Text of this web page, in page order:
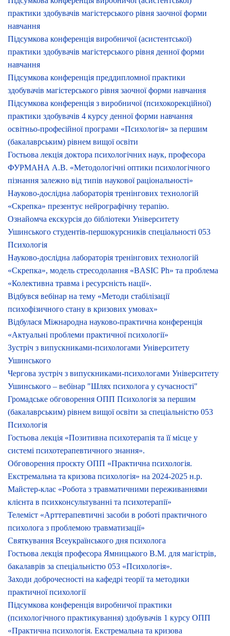
практики здобувачів магістерського рівня заочної форми
навчання
Підсумкова конференція виробничої (асистентської)
практики здобувачів магістерського рівня денної форми
навчання
Підсумкова конференція преддипломної практики
здобувачів магістерського рівня заочної форми навчання
Підсумкова конференція з виробничої (психокорекційної)
практики здобувачів 4 курсу денної форми навчання
освітньо-професійної програми «Психологія» за першим
(бакалаврським) рівнем вищої освіти
Гостьова лекція доктора психологічних наук, професора
ФУРМАНА А.В. «Методологічні оптики психологічного
пізнання залежно від типів наукової раціональності»
Науково-дослідна лабораторія тренінгових технологій
«Скрепка» презентує нейрографічну терапію.
Ознайомча екскурсія до бібліотеки Університету
Ушинського студентів-першокурсників спеціальності 053
Психологія
Науково-дослідна лабораторія тренінгових технологій
«Скрепка», модель стресодолання «BASIC Ph» та проблема
«Колективна травма і ресурсність нації».
Відбувся вебінар на тему «Методи стабілізації
психофізичного стану в кризових умовах»
Відбулася Міжнародна науково-практична конференція
«Актуальні проблеми практичної психології»
Зустріч з випускниками-психологами Університету
Ушинського
Чергова зустріч з випускниками-психологами Університету
Ушинського – вебінар "Шлях психолога у сучасності"
Громадське обговорення ОПП Психологія за першим
(бакалаврським) рівнем вищої освіти за спеціальністю 053
Психологія
Гостьова лекція «Позитивна психотерапія та її місце у
системі психотерапевтичного знання».
Обговорення проєкту ОПП «Практична психологія.
Екстремальна та кризова психологія» на 2024-2025 н.р.
Майстер-клас «Робота з травматичними переживаннями
клієнта в психконсультуванні та психотерапії»
Телеміст «Арттерапевтичні засоби в роботі практичного
психолога з проблемою травматизації»
Святкування Всеукраїнського дня психолога
Гостьова лекція професора Ямницького В.М. для магістрів,
бакалаврів за спеціальністю 053 «Психологія».
Заходи доброчесності на кафедрі теорії та методики
практичної психології
Підсумкова конференція виробничої практики
(психологічного практикування) здобувачів 1 курсу ОПП
«Практична психологія. Екстремальна та кризова